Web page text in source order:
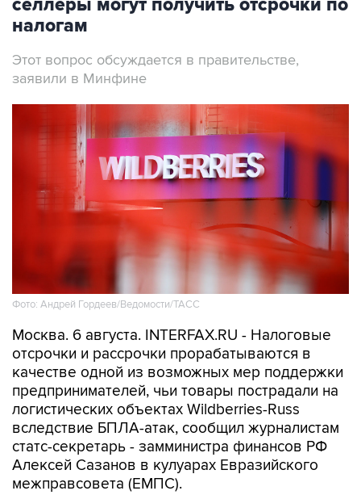
селлеры могут получить отсрочки по
налогам
Этот вопрос обсуждается в правительстве,
заявили в Минфине
Фото: Андрей Гордеев/Ведомости/ТАСС
Москва. 6 августа. INTERFAX.RU - Налоговые
отсрочки и рассрочки прорабатываются в
качестве одной из возможных мер поддержки
предпринимателей, чьи товары пострадали на
логистических объектах Wildberries-Russ
вследствие БПЛА-атак, сообщил журналистам
статс-секретарь - замминистра финансов РФ
Алексей Сазанов в кулуарах Евразийского
межправсовета (ЕМПС).